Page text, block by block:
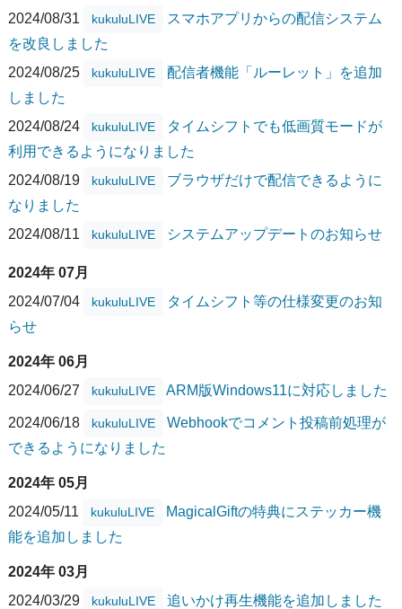
2024/08/31
kukuluLIVE
スマホアプリからの配信システム
を改良しました
2024/08/25
kukuluLIVE
配信者機能「ルーレット」を追加
しました
2024/08/24
kukuluLIVE
タイムシフトでも低画質モードが
利用できるようになりました
2024/08/19
kukuluLIVE
ブラウザだけで配信できるように
なりました
2024/08/11
kukuluLIVE システムアップデートのお知らせ
2024年 07月
2024/07/04
kukuluLIVE
タイムシフト等の仕様変更のお知
らせ
2024年 06月
2024/06/27
kukuluLIVE ARM版Windows11に対応しました
2024/06/18 kukuluLIVE
Webhookでコメント投稿前処理が
できるようになりました
2024年 05月
2024/05/11
kukuluLIVE
MagicalGiftの特典にステッカー機
能を追加しました
2024年 03月
2024/03/29
kukuluLIVE 追いかけ再生機能を追加しました